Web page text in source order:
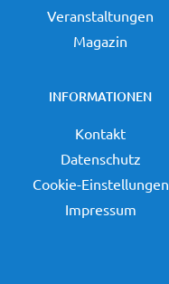
Veranstaltungen
Magazin
INFORMATIONEN
Kontakt
Datenschutz
Cookie-Einstellungen
Impressum